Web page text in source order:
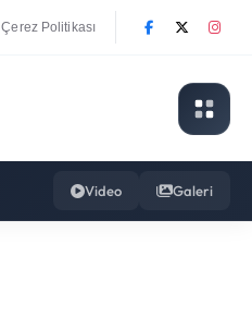
Çerez Politikası
Video Galeri